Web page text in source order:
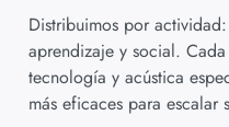
Distribuimos por
aprendizaje y social.
tecnología y acústica
más eficaces para escalar